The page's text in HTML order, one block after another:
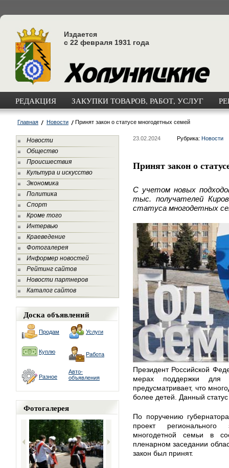
Издается
с 22 февраля 1931 года
РЕДАКЦИЯ ЗАКУПКИ ТОВАРОВ, РАБОТ, УСЛУГ
Главная Новости Принят закон о статусе многодетных семей
Новости
Общество
Происшествия
Культура и искусство
Экономика
Политика
Спорт
Кроме того
Интервью
Краеведение
Фотогалерея
Информер новостей
Рейтинг сайтов
Новости партнеров
Каталог сайтов
Доска объявлений
Продам Услуги
Куплю Работа
Разное
Авто-
объявления
Фотогалерея
23.02.2024 Рубрика: Новости
Принят закон о
С учетом новых
тыс. получателей
статуса многодетных
Президент Российской
мерах поддержки для
предусматривает, что
более детей. Данный
По поручению
проект регионального
многодетной семьи в
пленарном заседании
закон был принят.